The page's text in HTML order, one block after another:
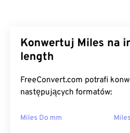
Konwertuj Miles na
length
FreeConvert.com potrafi
następujących formatów:
Miles Do mm